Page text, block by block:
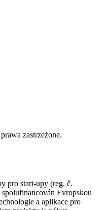
zastrzeżone.
pro start-upy (reg. č.
Evropskou
a aplikace pro